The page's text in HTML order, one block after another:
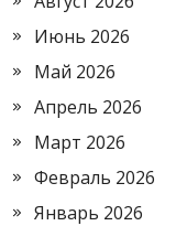
Июнь 2026
Май 2026
Апрель 2026
Март 2026
Февраль 2026
Январь 2026